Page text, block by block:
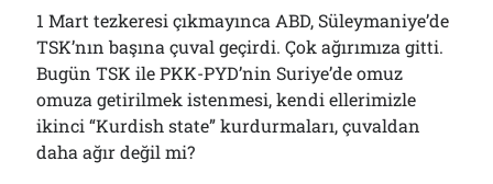
1 Mart tezkeresi çıkmayınca ABD, Süleymaniye’de
TSK’nın başına çuval geçirdi. Çok ağırımıza gitti.
Bugün TSK ile PKK-PYD’nin Suriye’de omuz
omuza getirilmek istenmesi, kendi ellerimizle
ikinci “Kurdish state” kurdurmaları, çuvaldan
daha ağır değil mi?